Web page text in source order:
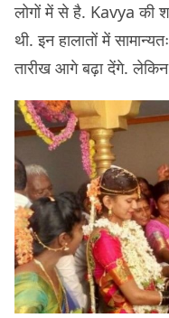
लोगों में से है. Kavya की
थी. इन हालातों में
तारीख आगे बढ़ा देंगे.